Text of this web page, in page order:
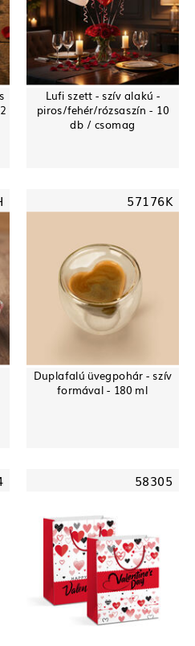
Lufi szett - szív alakú -
piros/fehér/rózsaszín - 10
db / csomag
57176K
Duplafalú üvegpohár - szív
formával - 180 ml
58305